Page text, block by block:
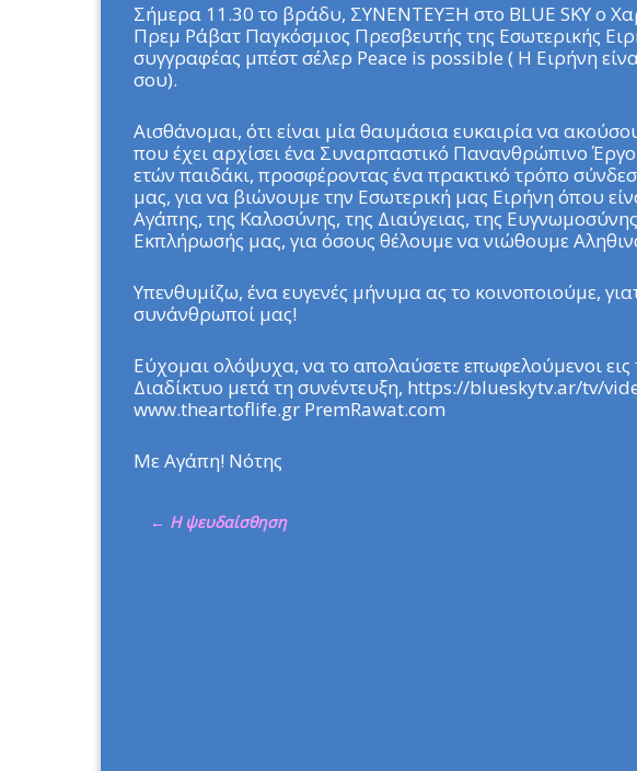
Σήμερα 11.30 το βράδυ, ΣΥΝΕΝΤΕΥΞΗ στο BLUE SKY o
Πρεμ Ράβατ Παγκόσμιος Πρεσβευτής της Εσωτερικής
συγγραφέας μπέστ σέλερ Peace is possible ( Η Ειρήνη
σου).
Αισθάνομαι, ότι είναι μία θαυμάσια ευκαιρία να
που έχει αρχίσει ένα Συναρπαστικό Πανανθρώπινο
ετών παιδάκι, προσφέροντας ένα πρακτικό τρόπο
μας, για να βιώνουμε την Εσωτερική μας Ειρήνη όπου
Αγάπης, της Καλοσύνης, της Διαύγειας, της
Εκπλήρωσής μας, για όσους θέλουμε να νιώθουμε
Υπενθυμίζω, ένα ευγενές μήνυμα ας το κοινοποιούμε,
συνάνθρωποί μας!
Εύχομαι ολόψυχα, να το απολαύσετε επωφελούμενοι εις
Διαδίκτυο μετά τη συνέντευξη, https://blueskytv.ar/tv/
www.theartoflife.gr PremRawat.com
Με Αγάπη! Νότης
← Η ψευδαίσθηση